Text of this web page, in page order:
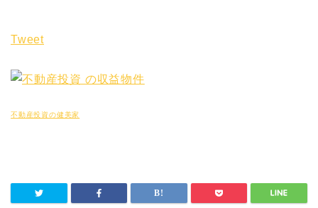
Tweet
不動産投資の健美家